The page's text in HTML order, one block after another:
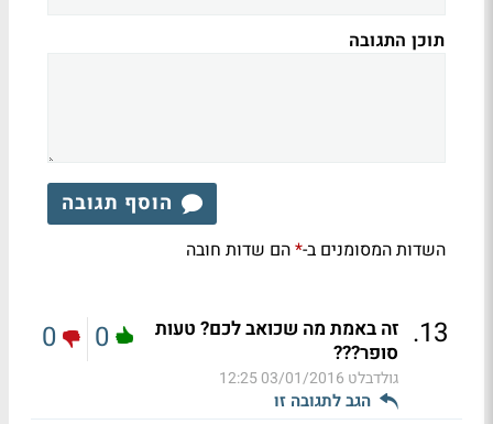
תוכן התגובה
הוסף תגובה
השדות המסומנים ב-*הם שדות חובה
13
. זה באמת מה שכואב לכם? טעות
סופר???
גולדבלט 03/01/2016 12:25
הגב לתגובה זו
0
0